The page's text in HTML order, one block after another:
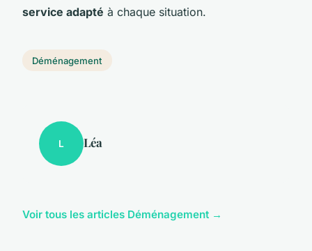
service adapté à chaque situation.
Déménagement
L Léa
Voir tous les articles Déménagement →